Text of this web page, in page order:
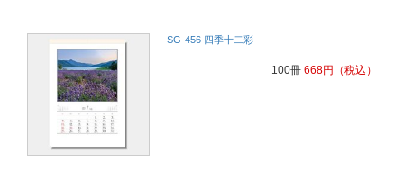
SG-456 四季十二彩
100冊 668円 （税込）